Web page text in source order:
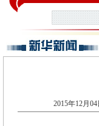
2015年12月04